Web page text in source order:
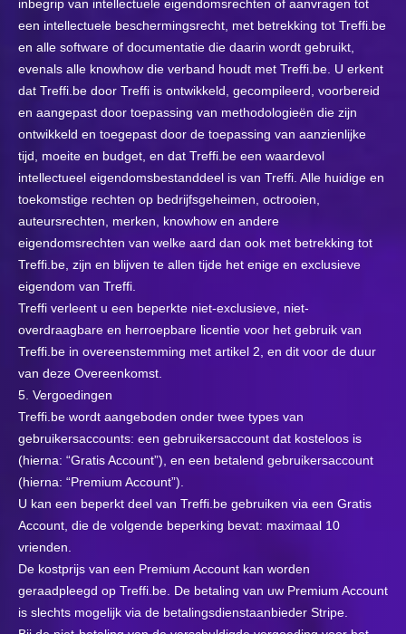
inbegrip van intellectuele eigendomsrechten of aanvragen tot
een intellectuele beschermingsrecht, met betrekking tot Treffi.be
en alle software of documentatie die daarin wordt gebruikt,
evenals alle knowhow die verband houdt met Treffi.be. U erkent
dat Treffi.be door Treffi is ontwikkeld, gecompileerd, voorbereid
en aangepast door toepassing van methodologieën die zijn
ontwikkeld en toegepast door de toepassing van aanzienlijke
tijd, moeite en budget, en dat Treffi.be een waardevol
intellectueel eigendomsbestanddeel is van Treffi. Alle huidige en
toekomstige rechten op bedrijfsgeheimen, octrooien,
auteursrechten, merken, knowhow en andere
eigendomsrechten van welke aard dan ook met betrekking tot
Treffi.be, zijn en blijven te allen tijde het enige en exclusieve
eigendom van Treffi.
Treffi verleent u een beperkte niet-exclusieve, niet-
overdraagbare en herroepbare licentie voor het gebruik van
Treffi.be in overeenstemming met artikel 2, en dit voor de duur
van deze Overeenkomst.
5. Vergoedingen
Treffi.be wordt aangeboden onder twee types van
gebruikersaccounts: een gebruikersaccount dat kosteloos is
(hierna: “Gratis Account”), en een betalend gebruikersaccount
(hierna: “Premium Account”).
U kan een beperkt deel van Treffi.be gebruiken via een Gratis
Account, die de volgende beperking bevat: maximaal 10
vrienden.
De kostprijs van een Premium Account kan worden
geraadpleegd op Treffi.be. De betaling van uw Premium Account
is slechts mogelijk via de betalingsdienstaanbieder Stripe.